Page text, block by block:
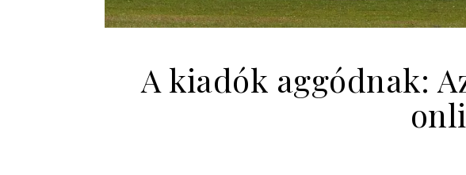
A kiadók aggódnak: